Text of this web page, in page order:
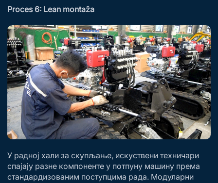
Proces 6: Lean montaža
У радној хали за скупљање, искуствени техничари
спајају разне компоненте у потпуну машину према
стандардизованим поступцима рада. Модуларни